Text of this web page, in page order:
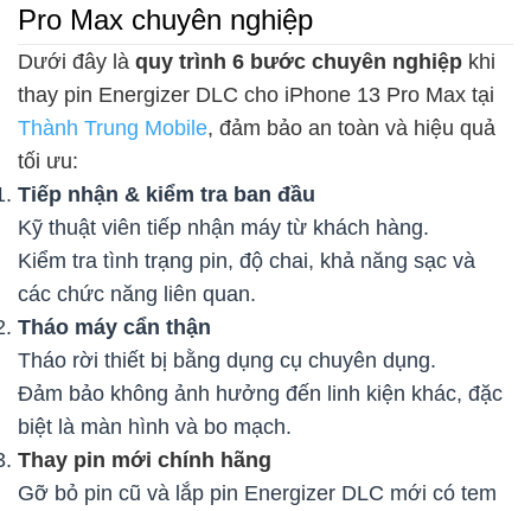
Pro Max chuyên nghiệp
Dưới đây là quy trình 6 bước chuyên nghiệp khi
thay pin Energizer DLC cho iPhone 13 Pro Max tại
Thành Trung Mobile, đảm bảo an toàn và hiệu quả
tối ưu:
Tiếp nhận & kiểm tra ban đầu
Kỹ thuật viên tiếp nhận máy từ khách hàng.
Kiểm tra tình trạng pin, độ chai, khả năng sạc và
các chức năng liên quan.
Tháo máy cẩn thận
Tháo rời thiết bị bằng dụng cụ chuyên dụng.
Đảm bảo không ảnh hưởng đến linh kiện khác, đặc
biệt là màn hình và bo mạch.
Thay pin mới chính hãng
Gỡ bỏ pin cũ và lắp pin Energizer DLC mới có tem